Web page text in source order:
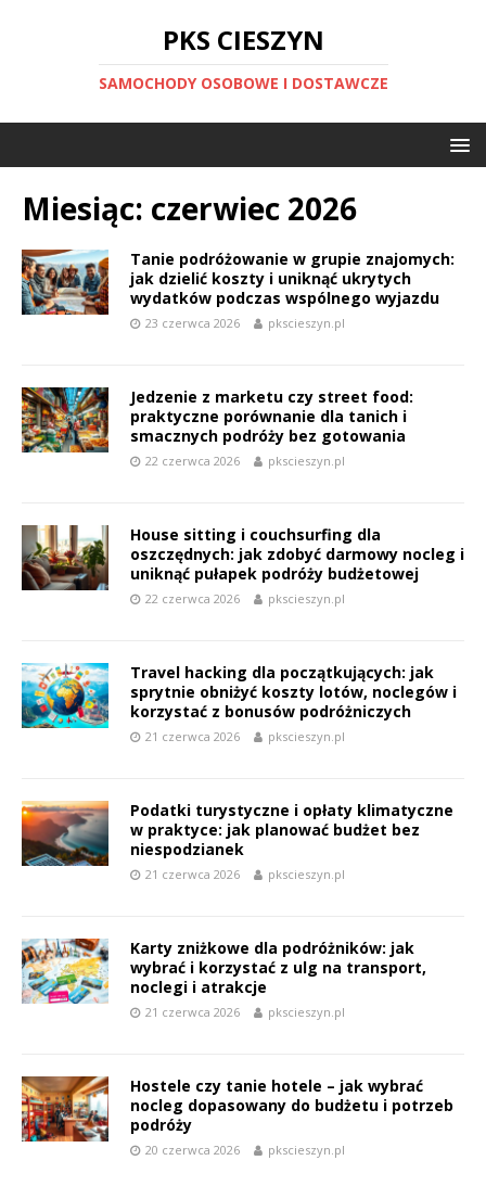
PKS CIESZYN
SAMOCHODY OSOBOWE I DOSTAWCZE
Miesiąc: czerwiec 2026
Tanie podróżowanie w grupie znajomych:
jak dzielić koszty i uniknąć ukrytych
wydatków podczas wspólnego wyjazdu
23 czerwca 2026 pkscieszyn.pl
Jedzenie z marketu czy street food:
praktyczne porównanie dla tanich i
smacznych podróży bez gotowania
22 czerwca 2026 pkscieszyn.pl
House sitting i couchsurfing dla
oszczędnych: jak zdobyć darmowy nocleg i
uniknąć pułapek podróży budżetowej
22 czerwca 2026 pkscieszyn.pl
Travel hacking dla początkujących: jak
sprytnie obniżyć koszty lotów, noclegów i
korzystać z bonusów podróżniczych
21 czerwca 2026 pkscieszyn.pl
Podatki turystyczne i opłaty klimatyczne
w praktyce: jak planować budżet bez
niespodzianek
21 czerwca 2026 pkscieszyn.pl
Karty zniżkowe dla podróżników: jak
wybrać i korzystać z ulg na transport,
noclegi i atrakcje
21 czerwca 2026 pkscieszyn.pl
Hostele czy tanie hotele – jak wybrać
nocleg dopasowany do budżetu i potrzeb
podróży
20 czerwca 2026 pkscieszyn.pl